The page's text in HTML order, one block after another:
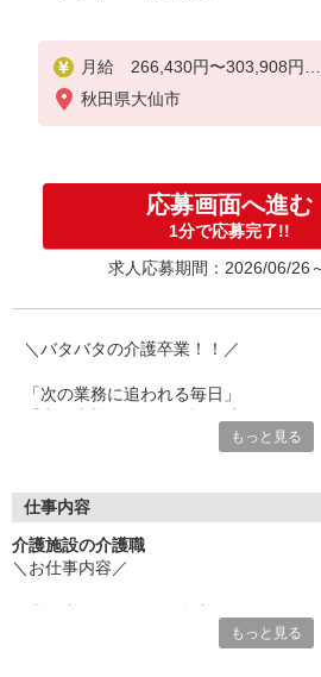
月給 266,430円〜303,908円
＜給与内訳＞
┗処遇改善手当：49,000円
┗資格手当：15,000円
┗特定手当：9,500円
┗ベースアップ手当：7,500円
・夜勤手当：54,396円（6回分
【その他手当・昇給・賞与】
・夜勤手当：9,066円/回
・扶養手当(1子あたり)：6,000
・役職手当：0円〜28,000円
・通勤手当：上限20,000円/月
・賞与：年2回（前年度実績）
・昇給：3,400円（前年度実績）
秋田県大仙市
応募画面へ進む
1分で応募完了!!
求人応募期間：2026/06/26
＼バタバタの介護卒業！！／
「次の業務に追われる毎日」
利用者様ができることはご自身で。
平均介護度2以下だからこそ、
もっと見る
仕事内容
介護施設の介護職
＼お仕事内容／
もっと見る